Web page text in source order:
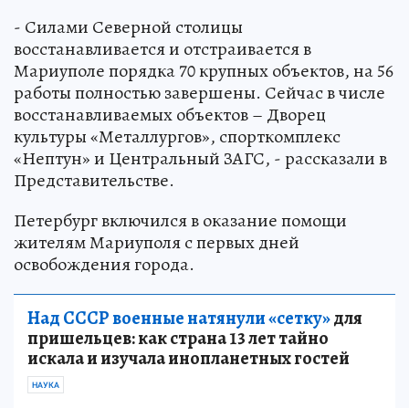
- Силами Северной столицы
восстанавливается и отстраивается в
Мариуполе порядка 70 крупных объектов, на 56
работы полностью завершены. Сейчас в числе
восстанавливаемых объектов – Дворец
культуры «Металлургов», спорткомплекс
«Нептун» и Центральный ЗАГС, - рассказали в
Представительстве.
Петербург включился в оказание помощи
жителям Мариуполя с первых дней
освобождения города.
Над СССР военные натянули «сетку»для
пришельцев: как страна 13 лет тайно
искала и изучала инопланетных гостей
НАУКА